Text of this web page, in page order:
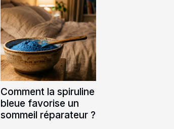
Comment la spiruline
bleue favorise un
sommeil réparateur ?